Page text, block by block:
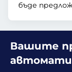
бъде
Вашите